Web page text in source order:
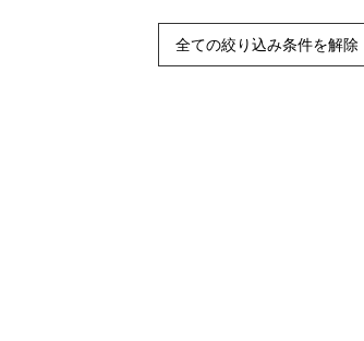
全ての絞り込み条件を解除